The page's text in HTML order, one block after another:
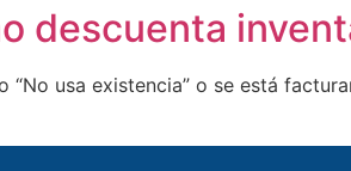
descuenta
usa existencia” o se está